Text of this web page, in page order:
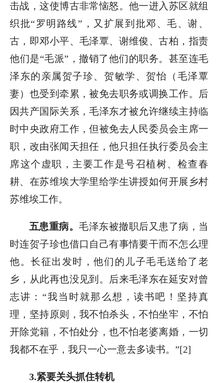
击战，这使博古非常恼怒。他一进入苏区就组
织批“罗明路线”，又扩展到批邓、毛、谢、
古，即邓小平、毛泽覃、谢维俊、古柏，指责
他们是“毛派”，撤销了他们的职务。甚至连毛
泽东的亲属贺子珍、贺敏学、贺怡（毛泽覃
妻）也受到牵累，被免去职务或调换工作。后
因共产国际关系，毛泽东才被允许继续主持临
时中央政府工作，但被免去人民委员会主席一
职，改由张闻天担任，他只担任执行委员会主
席这个虚职，主要工作是号召植树、检查春
耕、在苏维埃大学里给学生讲授如何开展乡村
苏维埃工作。
五患重病。毛泽东被撤职后又患了病，当
时连贺子珍也借口自己有事情要干而不怎么理
他。长征出发时，他们的儿子毛毛送给了老
乡，从此再也没见到。后来毛泽东在延安对曾
志讲：“我当时就那么想，读书吧！坚持真
理，坚持原则，我不怕杀头，不怕坐牢，不怕
开除党籍，不怕处分，也不怕老婆离婚，一切
我都不在乎，我只一心一意去多读书。”[2]
3.紧要关头抓住转机